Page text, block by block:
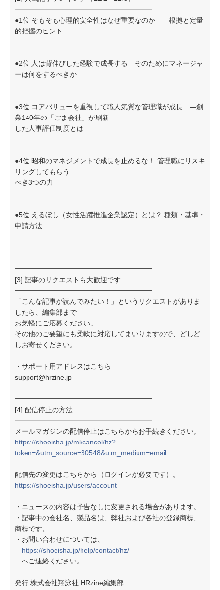
━━━━━━━━━━━━━━━━━━━━
●1位 そもそも心理的安全性はなぜ重要なのか——根拠と定量
的把握のヒント
●2位 人は背伸びした経験で成長する そのためにマネージャ
ーは何をするべきか
●3位 コアバリューを重視して職人気質な管理職が成長 —創
業140年の「ごま会社」が刷新
した人事評価制度とは
●4位 昭和のマネジメントで成長を止めるな！ 管理職にリスキ
リングしてもらう
べき3つの力
●5位 えるぼし（女性活躍推進企業認定）とは？ 種類・基準・
申請方法
━━━━━━━━━━━━━━━━━━━━
[3] 記事のリクエストも大歓迎です
━━━━━━━━━━━━━━━━━━━━
「こんな記事が読んでみたい！」というリクエストがありま
したら、編集部まで
お気軽にご応募ください。
その他のご要望にも柔軟に対応してまいりますので、どしど
しお寄せください。
・サポート用アドレスはこちら
support@hrzine.jp
━━━━━━━━━━━━━━━━━━━━
[4] 配信停止の方法
━━━━━━━━━━━━━━━━━━━━
メールマガジンの配信停止はこちらからお手続きください。
https://shoeisha.jp/ml/cancel/hz?
token=&utm_source=30548&utm_medium=email
配信先の変更はこちらから（ログインが必要です）。
https://shoeisha.jp/users/account
・ニュースの内容は予告なしに変更される場合があります。
・記事中の会社名、製品名は、弊社および各社の登録商標、
商標です。
・お問い合わせについては、
https://shoeisha.jp/help/contact/hz/
へご連絡ください。
────────────────────
発行:株式会社翔泳社 HRzine編集部